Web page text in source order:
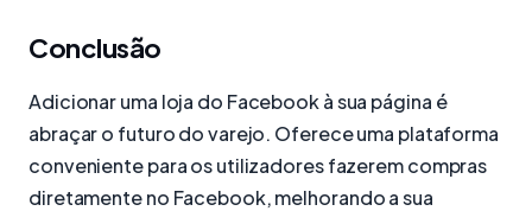
Conclusão
Adicionar uma loja do Facebook à sua página é
abraçar o futuro do varejo. Oferece uma plataforma
conveniente para os utilizadores fazerem compras
diretamente no Facebook, melhorando a sua